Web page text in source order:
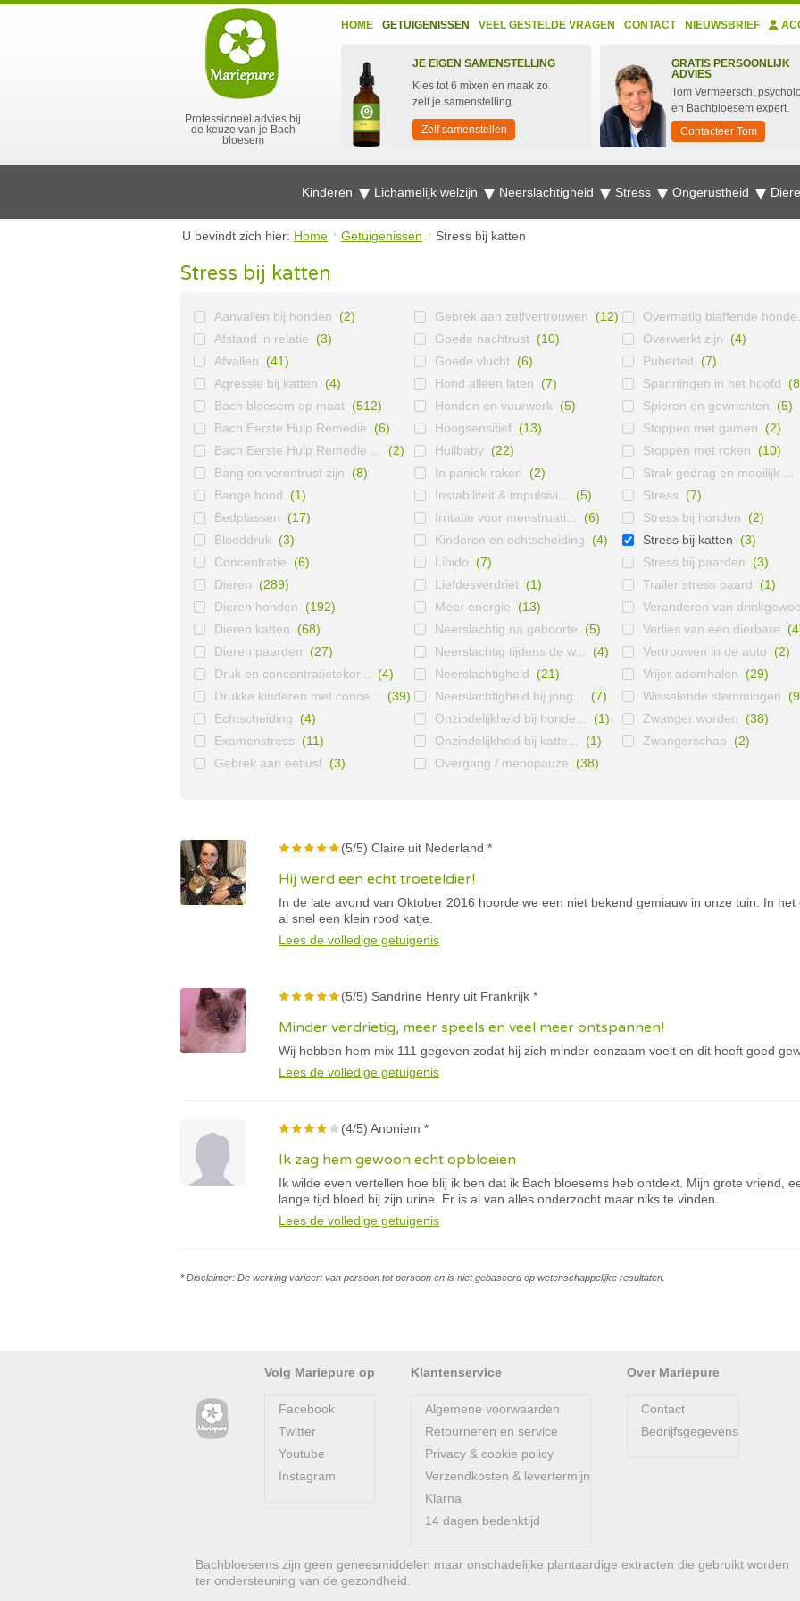
Professioneel advies bij
de keuze van je Bach
bloesem
HOME GETUIGENISSEN VEEL GESTELDE VRAGEN CONTACT NIEUWSBRIEF
JE EIGEN SAMENSTELLING
Kies tot 6 mixen en maak zo
zelf je samenstelling
Zelf samenstellen
GRATIS PERSOONLIJK
ADVIES
Tom Vermeersch,
en Bachbloesem expert.
Contacteer Tom
Kinderen Lichamelijk welzijn Neerslachtigheid Stress Ongerustheid
U bevindt zich hier: Home Getuigenissen Stress bij katten
Stress bij katten
Aanvallen bij honden (2)
Afstand in relatie (3)
Afvallen (41)
Agressie bij katten (4)
Bach bloesem op maat (512)
Bach Eerste Hulp Remedie (6)
Bach Eerste Hulp Remedie ...
(2)
Bang en verontrust zijn (8)
Bange hond (1)
Bedplassen (17)
Bloeddruk (3)
Concentratie (6)
Dieren (289)
Dieren honden (192)
Dieren katten (68)
Dieren paarden (27)
Druk en concentratietekor...
(4)
Drukke kinderen met conce...
(39)
Echtscheiding (4)
Examenstress (11)
Gebrek aan eetlust (3)
Gebrek aan zelfvertrouwen (12)
Goede nachtrust (10)
Goede vlucht (6)
Hond alleen laten (7)
Honden en vuurwerk (5)
Hoogsensitief (13)
Huilbaby (22)
In paniek raken (2)
Instabiliteit & impulsivi...
(5)
Irritatie voor menstruati...
(6)
Kinderen en echtscheiding (4)
Libido (7)
Liefdesverdriet (1)
Meer energie (13)
Neerslachtig na geboorte (5)
Neerslachtig tijdens de w...
(4)
Neerslachtigheid (21)
Neerslachtigheid bij jong...
(7)
Onzindelijkheid bij honde...
(1)
Onzindelijkheid bij katte...
(1)
Overgang / menopauze (38)
Overmatig blaffende honde...
Overwerkt zijn (4)
Puberteit (7)
Spanningen in het hoofd
Spieren en gewrichten (5)
Stoppen met gamen (2)
Stoppen met roken (10)
Strak gedrag en moeilijk ...
Stress (7)
Stress bij honden (2)
Stress bij katten (3)
Stress bij paarden (3)
Trailer stress paard (1)
Veranderen van
Verlies van een dierbare
Vertrouwen in de auto (2)
Vrijer ademhalen (29)
Wisselende stemmingen
Zwanger worden (38)
Zwangerschap (2)
(5/5) Claire uit Nederland *
Hij werd een echt troeteldier!
In de late avond van Oktober 2016 hoorde we een niet bekend gemiauw in onze tuin. In
al snel een klein rood katje.
Lees de volledige getuigenis
(5/5) Sandrine Henry uit Frankrijk *
Minder verdrietig, meer speels en veel meer ontspannen!
Wij hebben hem mix 111 gegeven zodat hij zich minder eenzaam voelt en dit heeft goed
Lees de volledige getuigenis
(4/5) Anoniem *
Ik zag hem gewoon echt opbloeien
Ik wilde even vertellen hoe blij ik ben dat ik Bach bloesems heb ontdekt. Mijn grote vriend,
lange tijd bloed bij zijn urine. Er is al van alles onderzocht maar niks te vinden.
Lees de volledige getuigenis
* Disclaimer: De werking varieert van persoon tot persoon en is niet gebaseerd op wetenschappelijke resultaten.
Volg Mariepure op
Facebook
Twitter
Youtube
Instagram
Klantenservice
Algemene voorwaarden
Retourneren en service
Privacy & cookie policy
Verzendkosten & levertermijn
Klarna
14 dagen bedenktijd
Over Mariepure
Contact
Bedrijfsgegevens
Bachbloesems zijn geen geneesmiddelen maar onschadelijke plantaardige extracten die gebruikt worden
ter ondersteuning van de gezondheid.